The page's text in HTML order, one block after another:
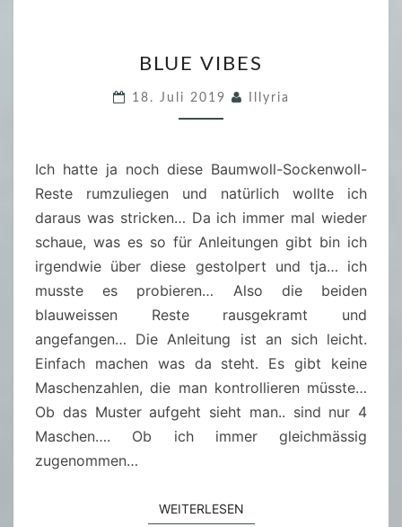
L
U
E
I
B
E
S
BLUE VIBES
18. Juli 2019 Illyria
Ich hatte ja noch diese Baumwoll-Sockenwoll-
Reste rumzuliegen und natürlich wollte ich
daraus was stricken… Da ich immer mal wieder
schaue, was es so für Anleitungen gibt bin ich
irgendwie über diese gestolpert und tja… ich
musste es probieren… Also die beiden
blauweissen Reste rausgekramt und
angefangen… Die Anleitung ist an sich leicht.
Einfach machen was da steht. Es gibt keine
Maschenzahlen, die man kontrollieren müsste…
Ob das Muster aufgeht sieht man.. sind nur 4
Maschen…. Ob ich immer gleichmässig
zugenommen…
WEITERLESEN